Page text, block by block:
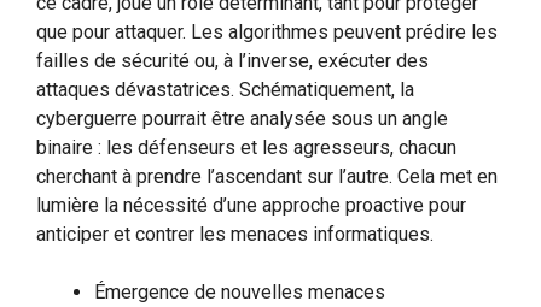
que pour attaquer. Les algorithmes peuvent prédire les
failles de sécurité ou, à l’inverse, exécuter des
attaques dévastatrices. Schématiquement, la
cyberguerre pourrait être analysée sous un angle
binaire : les défenseurs et les agresseurs, chacun
cherchant à prendre l’ascendant sur l’autre. Cela met en
lumière la nécessité d’une approche proactive pour
anticiper et contrer les menaces informatiques.
Émergence de nouvelles menaces